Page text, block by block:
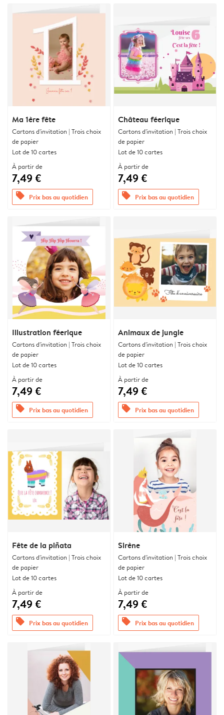
Ma 1ère fête
Cartons d'invitation | Trois choix
de papier
Lot de 10 cartes
À partir de
7,49 €
offers Prix bas au quotidien
Château féerique
Cartons d'invitation | Trois choix
de papier
Lot de 10 cartes
À partir de
7,49 €
offers Prix bas au quotidien
Illustration féerique
Cartons d'invitation | Trois choix
de papier
Lot de 10 cartes
À partir de
7,49 €
offers Prix bas au quotidien
Animaux de jungle
Cartons d'invitation | Trois choix
de papier
Lot de 10 cartes
À partir de
7,49 €
offers Prix bas au quotidien
Fête de la piñata
Cartons d'invitation | Trois choix
de papier
Lot de 10 cartes
À partir de
7,49 €
offers Prix bas au quotidien
Sirène
Cartons d'invitation | Trois choix
de papier
Lot de 10 cartes
À partir de
7,49 €
offers Prix bas au quotidien